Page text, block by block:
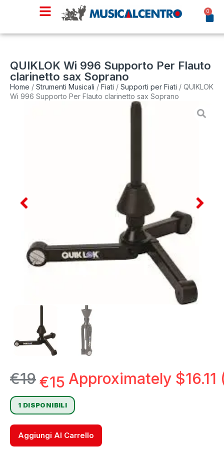
0
QUIKLOK Wi 996 Supporto Per Flauto
clarinetto sax Soprano
Home / Strumenti Musicali / Fiati / Supporti per Fiati / QUIKLOK
Wi 996 Supporto Per Flauto clarinetto sax Soprano
€19€15 Approximately $16.11
1 DISPONIBILI
Aggiungi Al Carrello